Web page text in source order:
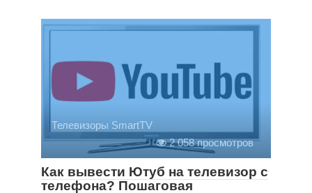
Телевизоры SmartTV
2 058 просмотров
Как вывести Ютуб на телевизор с
телефона? Пошаговая